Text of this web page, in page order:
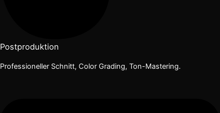
Postproduktion
Professioneller Schnitt, Color Grading, Ton-Mastering.